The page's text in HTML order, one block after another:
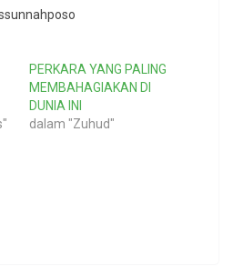
PERKARA YANG PALING
MEMBAHAGIAKAN DI
DUNIA INI
dalam "Zuhud"